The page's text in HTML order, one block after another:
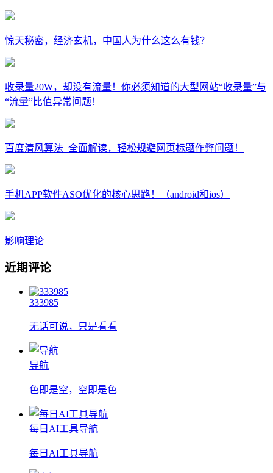
惊天秘密，经济玄机，中国人为什么这么有钱？
收录量20W，却没有流量！你必须知道的大型网站“收录量”与
“流量”比值异常问题！
百度清风算法_全面解读，轻松规避网页标题作弊问题！
手机APP软件ASO优化的核心思路！（android和ios）
影响理论
近期评论
333985
无话可说，只是看看
导航
色即是空，空即是色
每日AI工具导航
每日AI工具导航